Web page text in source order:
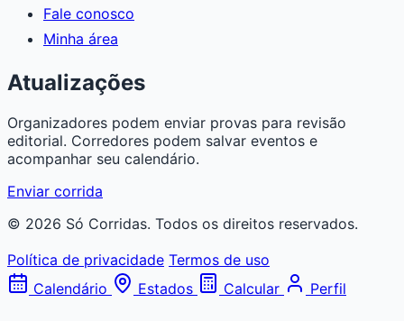
Fale conosco
Minha área
Atualizações
Organizadores podem enviar provas para revisão
editorial. Corredores podem salvar eventos e
acompanhar seu calendário.
Enviar corrida
© 2026 Só Corridas. Todos os direitos reservados.
Política de privacidade Termos de uso
Calendário
Estados Calcular Perfil